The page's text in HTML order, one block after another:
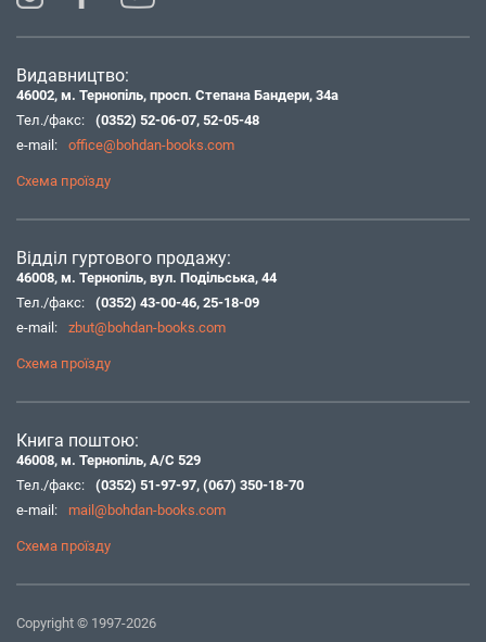
Видавництво:
46002, м. Тернопіль, просп. Степана Бандери, 34а
Тел./факс:
(0352) 52-06-07, 52-05-48
e-mail:
office@bohdan-books.com
Схема проїзду
Відділ гуртового продажу:
46008, м. Тернопіль, вул. Подільська, 44
Тел./факс:
(0352) 43-00-46, 25-18-09
e-mail:
zbut@bohdan-books.com
Схема проїзду
Книга поштою:
46008, м. Тернопіль, А/С 529
Тел./факс:
(0352) 51-97-97, (067) 350-18-70
e-mail:
mail@bohdan-books.com
Схема проїзду
Copyright © 1997-2026